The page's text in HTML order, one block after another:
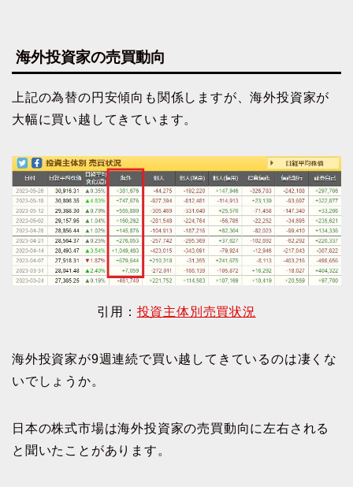
海外投資家の売買動向
上記の為替の円安傾向も関係しますが、海外投資家が
大幅に買い越してきています。
引用： 投資主体別売買状況
海外投資家が9週連続で買い越してきているのは凄くな
いでしょうか。
日本の株式市場は海外投資家の売買動向に左右される
と聞いたことがあります。